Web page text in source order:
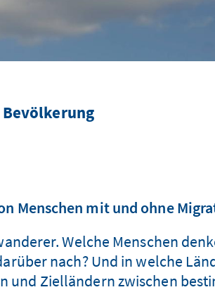
Menschen mit und ohne
Welche Menschen
nach? Und in welche
und Zielländern zwischen